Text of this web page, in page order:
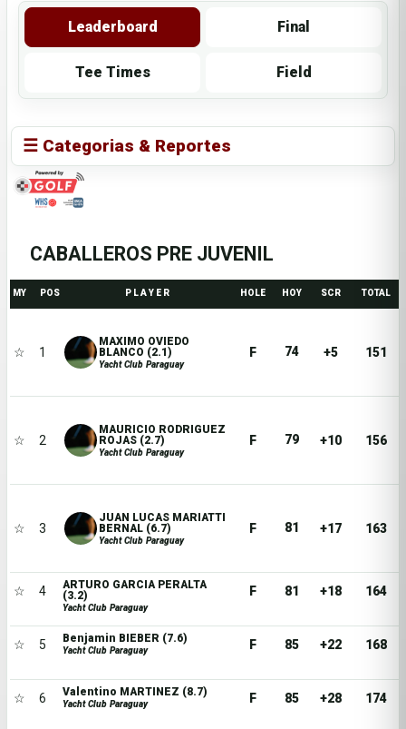
Leaderboard Final
Tee Times Field
☰ Categorias & Reportes
CABALLEROS PRE JUVENIL
MY POS P L A Y E R HOLE HOY SCR TOTAL
☆ 1
MAXIMO OVIEDO
BLANCO (2.1)
Yacht Club Paraguay
F 74 +5 151
☆ 2
MAURICIO RODRIGUEZ
ROJAS (2.7)
Yacht Club Paraguay
F 79 +10 156
☆ 3
JUAN LUCAS MARIATTI
BERNAL (6.7)
Yacht Club Paraguay
F 81 +17 163
☆ 4
ARTURO GARCIA PERALTA
(3.2)
Yacht Club Paraguay
F 81 +18 164
☆ 5 Benjamin BIEBER (7.6)
Yacht Club Paraguay F 85 +22 168
☆ 6 Valentino MARTINEZ (8.7)
Yacht Club Paraguay F 85 +28 174